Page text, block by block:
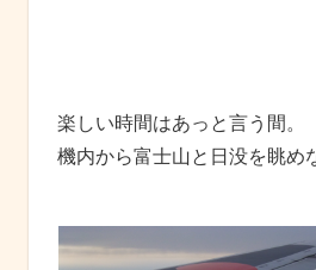
楽しい時間はあっと言う間。
機内から富士山と日没を眺め